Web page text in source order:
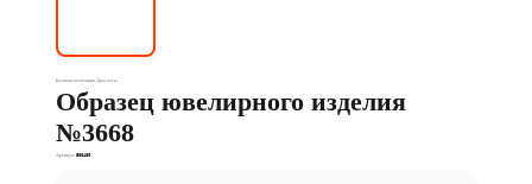
Базовая коллекция, Браслеты
Образец ювелирного изделия
№3668
Артикул: 500480